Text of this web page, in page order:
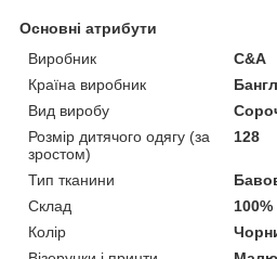
Основні атрибути
Виробник
С&A
Країна виробник
Вид виробу
Розмір дитячого одягу (за
зростом)
128
Тип тканини
Склад
Колір